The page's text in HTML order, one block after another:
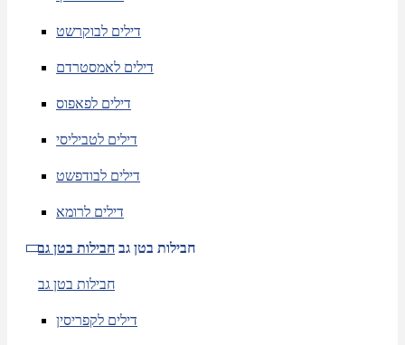
דילים לבוקרשט
דילים לאמסטרדם
דילים לפאפוס
דילים לטביליסי
דילים לבודפשט
דילים לרומא
חבילות בטן גב חבילות בטן גב
חבילות בטן גב
דילים לקפריסין